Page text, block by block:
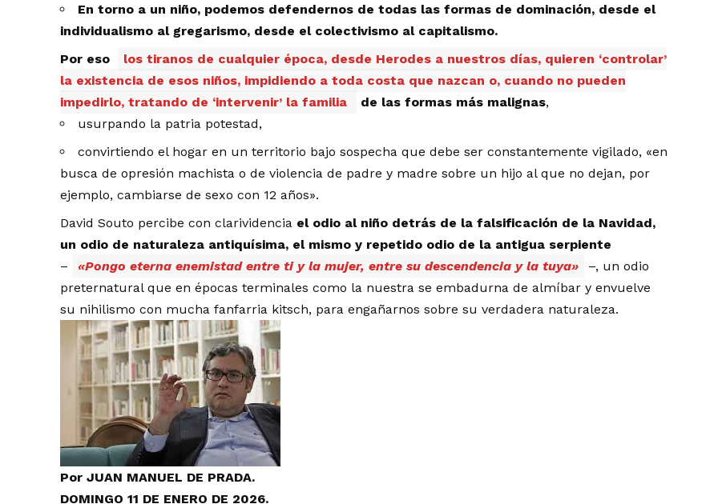
En torno a un niño, podemos defendernos de todas las formas de dominación, desde el
individualismo al gregarismo, desde el colectivismo al capitalismo.
Por eso
los tiranos de cualquier época, desde Herodes a nuestros días, quieren ‘controlar’
la existencia de esos niños, impidiendo a toda costa que nazcan o, cuando no pueden
impedirlo, tratando de ‘intervenir’ la familia
de las formas más malignas,
usurpando la patria potestad,
convirtiendo el hogar en un territorio bajo sospecha que debe ser constantemente vigilado, «en
busca de opresión machista o de violencia de padre y madre sobre un hijo al que no dejan, por
ejemplo, cambiarse de sexo con 12 años».
David Souto percibe con clarividencia el odio al niño detrás de la falsificación de la Navidad,
un odio de naturaleza antiquísima, el mismo y repetido odio de la antigua serpiente
–
«Pongo eterna enemistad entre ti y la mujer, entre su descendencia y la tuya»
–, un odio
preternatural que en épocas terminales como la nuestra se embadurna de almíbar y envuelve
su nihilismo con mucha fanfarria kitsch, para engañarnos sobre su verdadera naturaleza.
Por JUAN MANUEL DE PRADA.
DOMINGO 11 DE ENERO DE 2026.